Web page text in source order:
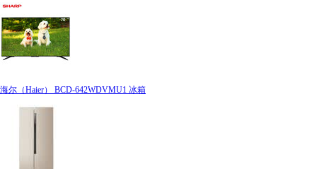
海尔（Haier） BCD-642WDVMU1 冰箱